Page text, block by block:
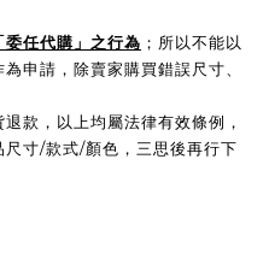
委任代購」之行為 ；所以不能以
申請，除賣家購買錯誤尺寸、
款，以上均屬法律有效條例，
寸/款式/顏色，三思後再行下